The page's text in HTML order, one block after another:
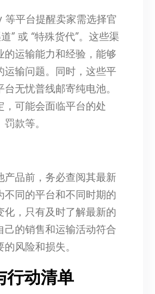
平台提醒卖家需选择官
” 或 “特殊货代”。这些渠
的运输能力和经验，能够
运输问题。同时，这些平
无忧普线邮寄纯电池。
，可能会面临平台的处
款等。
产品前，务必查阅其最新
不同的平台和不同时期的
化，只有及时了解最新的
己的销售和运输活动符合
风险和损失。
行动清单